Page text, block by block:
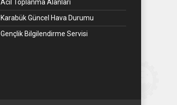
Acil Toplanma Alanları
Karabük Güncel Hava Durumu
Gençlik Bilgilendirme Servisi